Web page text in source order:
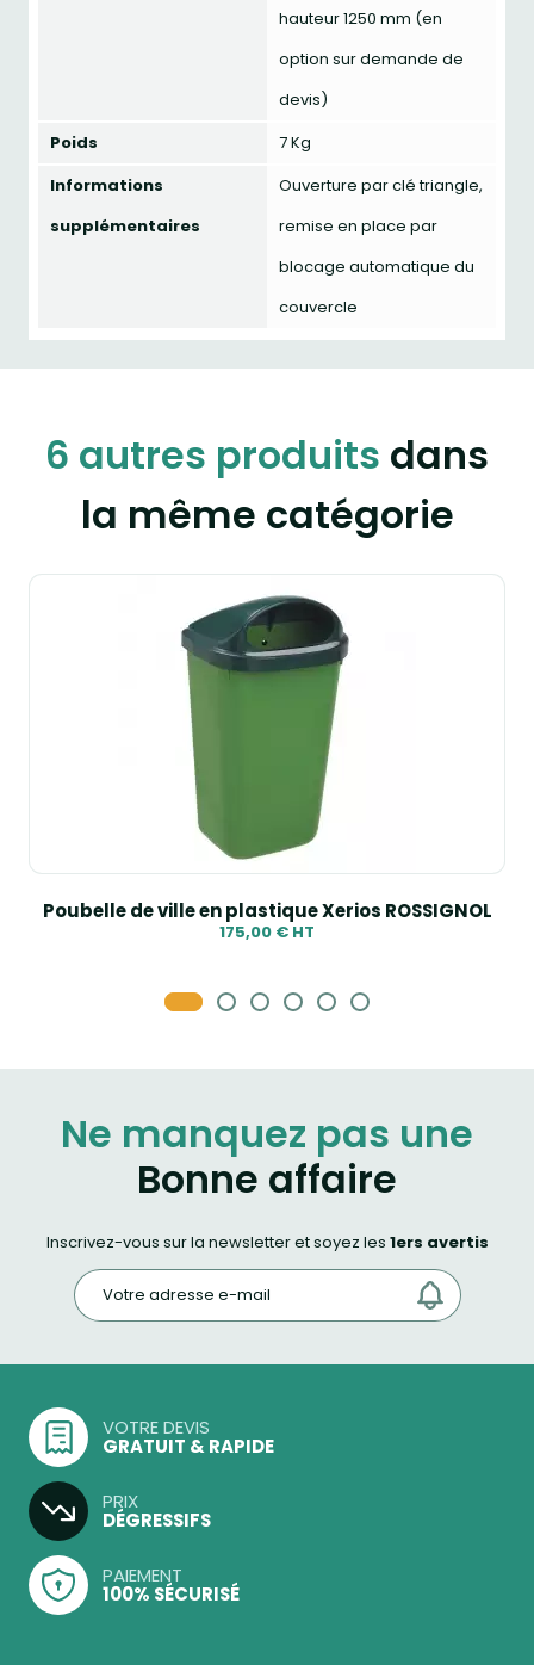
hauteur 1250 mm (en
option sur demande de
devis)
Poids
7 Kg
Informations
supplémentaires
Ouverture par clé triangle,
remise en place par
blocage automatique du
couvercle
6 autres produits dans
la même catégorie
Poubelle de ville en plastique Xerios ROSSIGNOL
175,00 € HT
Ne manquez pas une
Bonne affaire
Inscrivez-vous sur la newsletter et soyez les 1ers avertis
VOTRE DEVIS
GRATUIT & RAPIDE
PRIX
DÉGRESSIFS
PAIEMENT
100% SÉCURISÉ